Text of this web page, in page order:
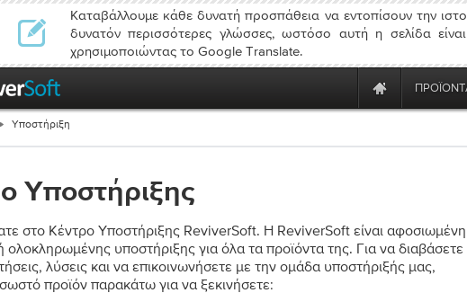
Καταβάλλουμε κάθε δυνατή προσπάθεια να εντοπίσουν την
δυνατόν περισσότερες γλώσσες, ωστόσο αυτή η σελίδα
χρησιμοποιώντας το Google Translate.
Υποστήριξη
Υποστήριξης
στο Κέντρο Υποστήριξης ReviverSoft. Η ReviverSoft είναι αφοσιωμένη
ολοκληρωμένης υποστήριξης για όλα τα προϊόντα της. Για να διαβάσετε
λύσεις και να επικοινωνήσετε με την ομάδα υποστήριξής μας,
προϊόν παρακάτω για να ξεκινήσετε: